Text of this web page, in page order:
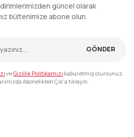
güncel olarak
bültenimize abone olun.
GÖNDER
veGizlilik Politikamızı kabul etmiş olursunuz.
Abonelikten Çık'a tıklayın.